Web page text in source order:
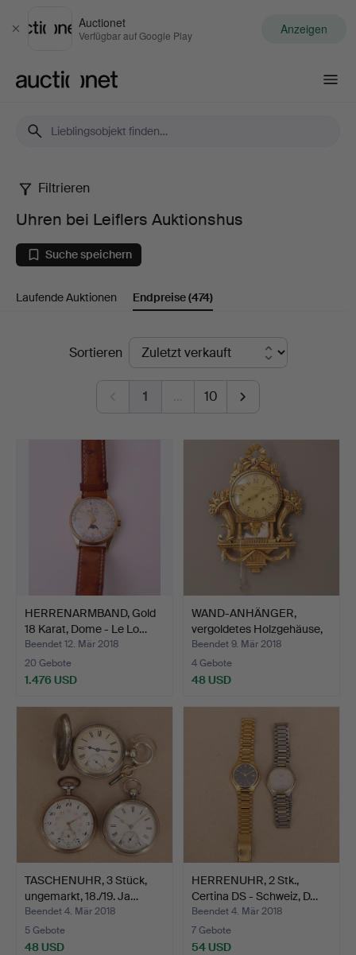
Schließen
Auctionet
Verfügbar auf Google Play Anzeigen
Uhren
bei
Leiflers
Auktionshus
Filtrieren
Uhren bei Leiflers Auktionshus
Suche speichern
Laufende Auktionen Endpreise(474)
EndpreiseSortieren
1 … 10
HERRENARMBAND, Gold
18 Karat, Dome - Le Lo…
Beendet 12. Mär 2018
20 Gebote
1.476 USD
WAND-ANHÄNGER,
vergoldetes Holzgehäuse,
"A…
Beendet 9. Mär 2018
4 Gebote
48 USD
TASCHENUHR, 3 Stück,
ungemarkt, 18./19. Ja…
Beendet 4. Mär 2018
5 Gebote
48 USD
HERRENUHR, 2 Stk.,
Certina DS - Schweiz, D…
Beendet 4. Mär 2018
7 Gebote
54 USD